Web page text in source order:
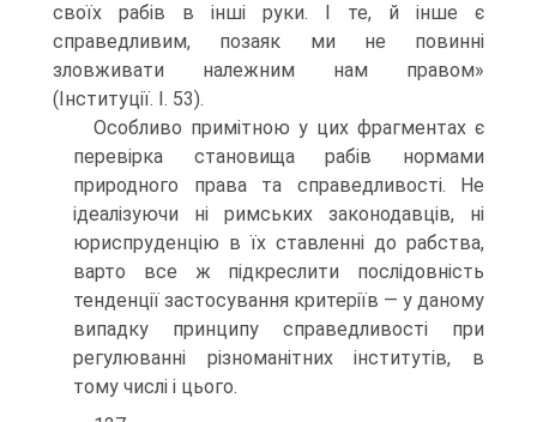
своїх рабів в інші руки. І те, й інше є
справедливим, позаяк ми не повинні
зловживати належним нам правом»
(Інституції. І. 53).
Особливо примітною у цих фрагментах є
перевірка становища рабів нормами
природного права та справедливості. Не
ідеалізуючи ні римських законодавців, ні
юриспруденцію в їх ставленні до рабства,
варто все ж підкреслити послідовність
тенденції застосування критеріїв — у даному
випадку принципу справедливості при
регулюванні різноманітних інститутів, в
тому числі і цього.